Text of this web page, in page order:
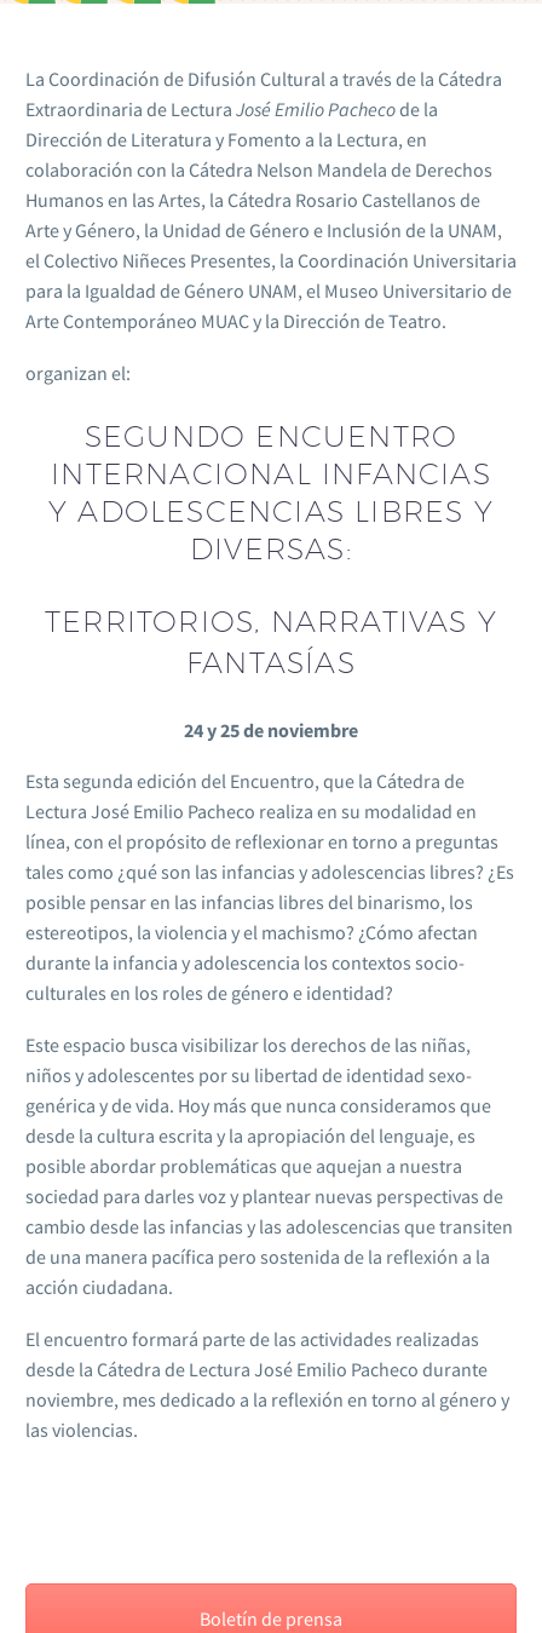
La Coordinación de Difusión Cultural a través de la Cátedra
Extraordinaria de Lectura José Emilio Pachecode la
Dirección de Literatura y Fomento a la Lectura, en
colaboración con la Cátedra Nelson Mandela de Derechos
Humanos en las Artes, la Cátedra Rosario Castellanos de
Arte y Género, la Unidad de Género e Inclusión de la UNAM,
el Colectivo Niñeces Presentes, la Coordinación Universitaria
para la Igualdad de Género UNAM, el Museo Universitario de
Arte Contemporáneo MUAC y la Dirección de Teatro.
organizan el:
SEGUNDO ENCUENTRO
INTERNACIONAL INFANCIAS
Y ADOLESCENCIAS LIBRES Y
DIVERSAS:
TERRITORIOS, NARRATIVAS Y
FANTASÍAS
24 y 25 de noviembre
Esta segunda edición del Encuentro, que la Cátedra de
Lectura José Emilio Pacheco realiza en su modalidad en
línea, con el propósito de reflexionar en torno a preguntas
tales como ¿qué son las infancias y adolescencias libres? ¿Es
posible pensar en las infancias libres del binarismo, los
estereotipos, la violencia y el machismo? ¿Cómo afectan
durante la infancia y adolescencia los contextos socio-
culturales en los roles de género e identidad?
Este espacio busca visibilizar los derechos de las niñas,
niños y adolescentes por su libertad de identidad sexo-
genérica y de vida. Hoy más que nunca consideramos que
desde la cultura escrita y la apropiación del lenguaje, es
posible abordar problemáticas que aquejan a nuestra
sociedad para darles voz y plantear nuevas perspectivas de
cambio desde las infancias y las adolescencias que transiten
de una manera pacífica pero sostenida de la reflexión a la
acción ciudadana.
El encuentro formará parte de las actividades realizadas
desde la Cátedra de Lectura José Emilio Pacheco durante
noviembre, mes dedicado a la reflexión en torno al género y
las violencias.
Boletín de prensa